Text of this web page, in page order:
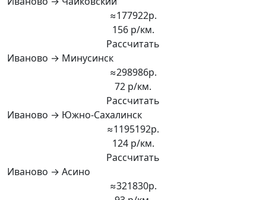
≈177922р.
156 р/км.
Рассчитать
Иваново → Минусинск
≈298986р.
72 р/км.
Рассчитать
Иваново → Южно-Сахалинск
≈1195192р.
124 р/км.
Рассчитать
Иваново → Асино
≈321830р.